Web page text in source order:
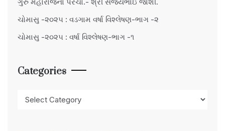
ચોમાસુ -૨૦૨૫ : વડગામ વર્ષા વિશ્લેષણ-ભાગ -૨
ચોમાસુ -૨૦૨૫ : વર્ષા વિશ્લેષણ-ભાગ -૧
Categories